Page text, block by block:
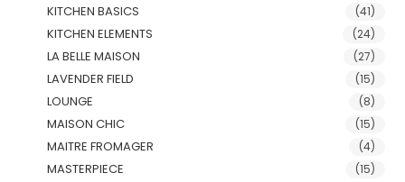
KITCHEN BASICS (41)
KITCHEN ELEMENTS (24)
LA BELLE MAISON (27)
LAVENDER FIELD (15)
LOUNGE (8)
MAISON CHIC (15)
MAITRE FROMAGER (4)
MASTERPIECE (15)